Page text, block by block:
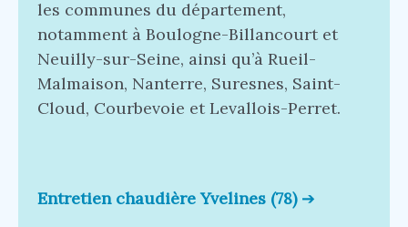
les communes du département,
notamment à Boulogne-Billancourt et
Neuilly-sur-Seine, ainsi qu’à Rueil-
Malmaison, Nanterre, Suresnes, Saint-
Cloud, Courbevoie et Levallois-Perret.
Entretien chaudière Yvelines (78)➔